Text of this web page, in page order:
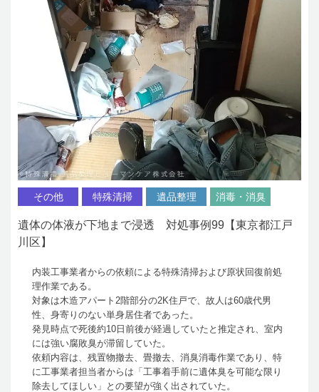
その他 特殊清掃 遺品整理 消毒・消臭
遺体の体液が下地まで浸透 対処事例99【東京都江戸
川区】
内装工事業者からの依頼による特殊清掃および原状回復前処
理作業である。
対象は木造アパート2階部分の2K住戸で、故人は60歳代男
性、身寄りのない単身居住者であった。
発見時点で死後約10日前後が経過していたと推定され、室内
には強い腐敗臭が滞留していた。
依頼内容は、残置物撤去、畳撤去、消臭消毒作業であり、特
に工事業者担当者からは「工事着手前に遺体臭を可能な限り
除去してほしい」との要望が強く出されていた。